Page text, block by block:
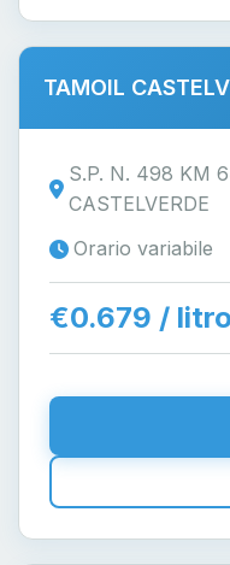
TAMOIL
S.P. N. 498 KM
CASTELVERDE
Orario variabile
€0.679 / litro